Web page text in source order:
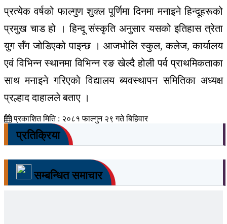
प्रत्येक वर्षको फाल्गुण शुक्ल पूर्णिमा दिनमा मनाइने हिन्दूहरूको
प्रमुख चाड हो । हिन्दू संस्कृति अनुसार यसको इतिहास त्रेता
युग सँग जोडिएको पाइन्छ । आजभोलि स्कुल, कलेज, कार्यालय
एवं विभिन्न स्थानमा विभिन्न रङ खेल्दै होली पर्व प्राथमिकताका
साथ मनाइने गरिएको विद्यालय ब्यवस्थापन समितिका अध्यक्ष
प्रल्हाद दाहालले बताए ।
प्रकाशित मिति : २०८१ फाल्गुन २९ गते बिहिवार
प्रतिक्रिया
सम्बन्धित समाचार